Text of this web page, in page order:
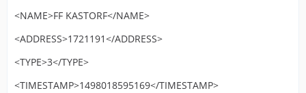
<NAME>FF KASTORF</NAME>
<ADDRESS>1721191</ADDRESS>
<TYPE>3</TYPE>
<TIMESTAMP>1498018595169</TIMESTAMP>